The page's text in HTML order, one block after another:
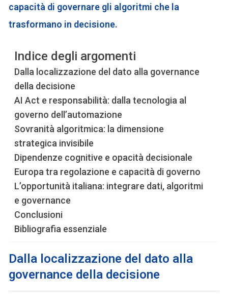
capacità di governare gli algoritmi che la
trasformano in decisione.
Indice degli argomenti
Dalla localizzazione del dato alla governance
della decisione
AI Act e responsabilità: dalla tecnologia al
governo dell’automazione
Sovranità algoritmica: la dimensione
strategica invisibile
Dipendenze cognitive e opacità decisionale
Europa tra regolazione e capacità di governo
L’opportunità italiana: integrare dati, algoritmi
e governance
Conclusioni
Bibliografia essenziale
Dalla localizzazione del dato alla
governance della decisione